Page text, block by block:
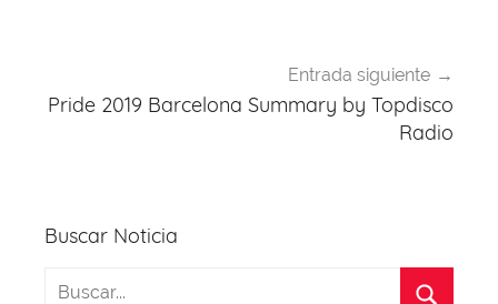
Entrada siguiente
Pride 2019 Barcelona Summary by Topdisco
Radio
Buscar Noticia